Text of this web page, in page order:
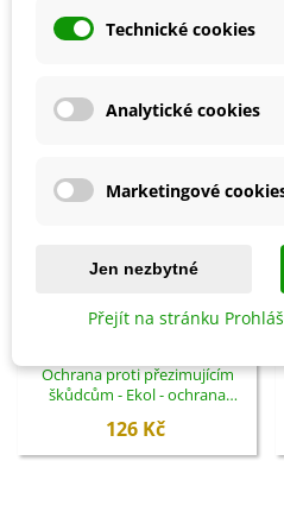
Přidat do košíku
Ochrana proti přezimujícím
škůdcům - Ekol - ochrana
126 Kč
Technické cookies
Analytické cookies
Marketingové
Jen nezbytné
Přejít na stránku